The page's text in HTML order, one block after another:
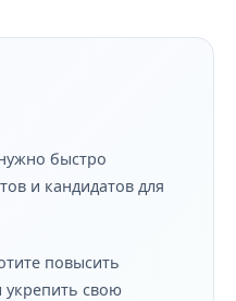
быстро
и кандидатов для
повысить
укрепить свою